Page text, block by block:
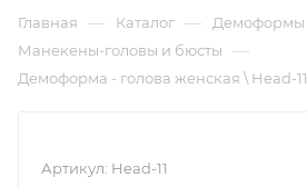
Главная — Каталог — Демоформы
Манекены-головы и бюсты —
Демоформа - голова женская \ Head-11
Артикул: Head-11